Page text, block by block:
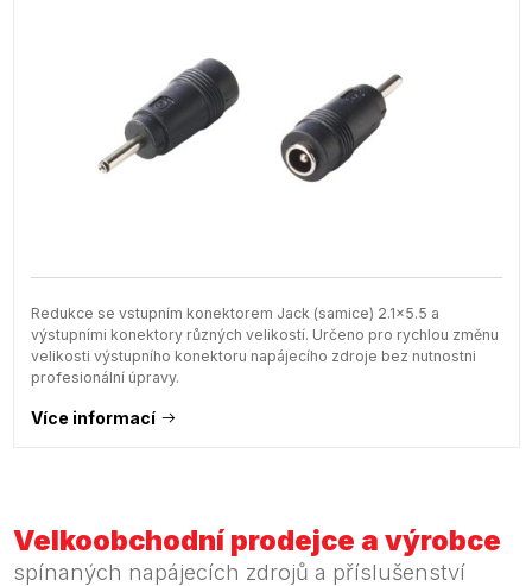
Redukce se vstupním konektorem Jack (samice) 2.1x5.5 a
výstupními konektory různých velikostí. Určeno pro rychlou změnu
velikosti výstupního konektoru napájecího zdroje bez nutnostni
profesionální úpravy.
Více informací
Velkoobchodní prodejce a výrobce
spínaných napájecích zdrojů a příslušenství